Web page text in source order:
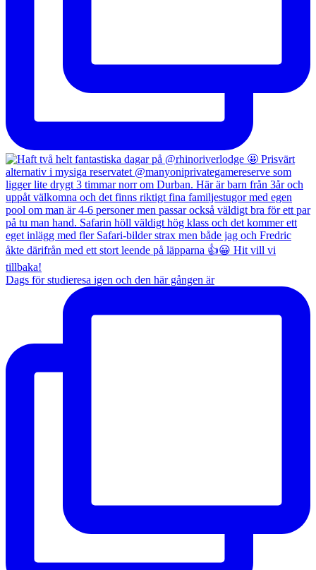
Dags för studieresa igen och den här gången är